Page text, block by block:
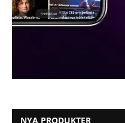
NYA PRODUKTER